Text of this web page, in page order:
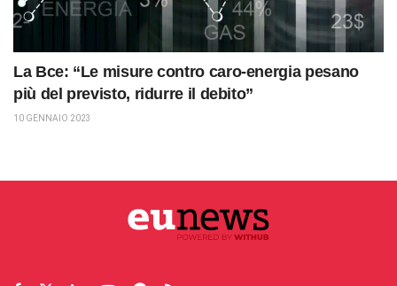
La Bce: “Le misure contro caro-energia pesano
più del previsto, ridurre il debito”
10 GENNAIO 2023